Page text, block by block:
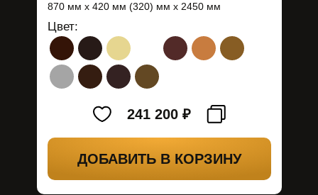
870 мм х 420 мм (320) мм х 2450 мм
Цвет:
241 200₽
ДОБАВИТЬ В КОРЗИНУ